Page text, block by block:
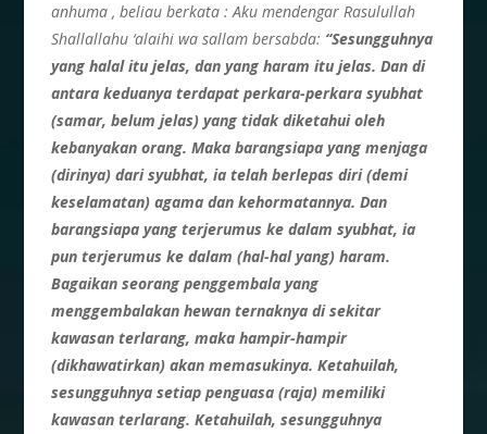
anhuma , beliau berkata : Aku mendengar Rasulullah
Shallallahu ‘alaihi wa sallam bersabda: “Sesungguhnya
yang halal itu jelas, dan yang haram itu jelas. Dan di
antara keduanya terdapat perkara-perkara syubhat
(samar, belum jelas) yang tidak diketahui oleh
kebanyakan orang. Maka barangsiapa yang menjaga
(dirinya) dari syubhat, ia telah berlepas diri (demi
keselamatan) agama dan kehormatannya. Dan
barangsiapa yang terjerumus ke dalam syubhat, ia
pun terjerumus ke dalam (hal-hal yang) haram.
Bagaikan seorang penggembala yang
menggembalakan hewan ternaknya di sekitar
kawasan terlarang, maka hampir-hampir
(dikhawatirkan) akan memasukinya. Ketahuilah,
sesungguhnya setiap penguasa (raja) memiliki
kawasan terlarang. Ketahuilah, sesungguhnya